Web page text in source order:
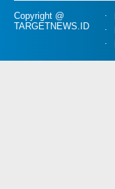
Copyright @
TARGETNEWS.ID